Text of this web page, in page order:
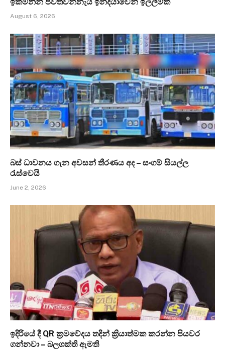
ඉක්මනින් පවත්වන්නැයි ඉන්දියාවෙන් ඉල්ලීමක්
August 6, 2026
බස් ධාවනය ගැන අවසන් තීරණය අද – සංගම් සියල්ල
රැස්වෙයි
June 2, 2026
ඉදිරියේ දී QR ක්‍රමවේදය තදින් ක්‍රියාත්මක කරන්න පියවර
ගන්නවා – බලශක්ති ඇමති